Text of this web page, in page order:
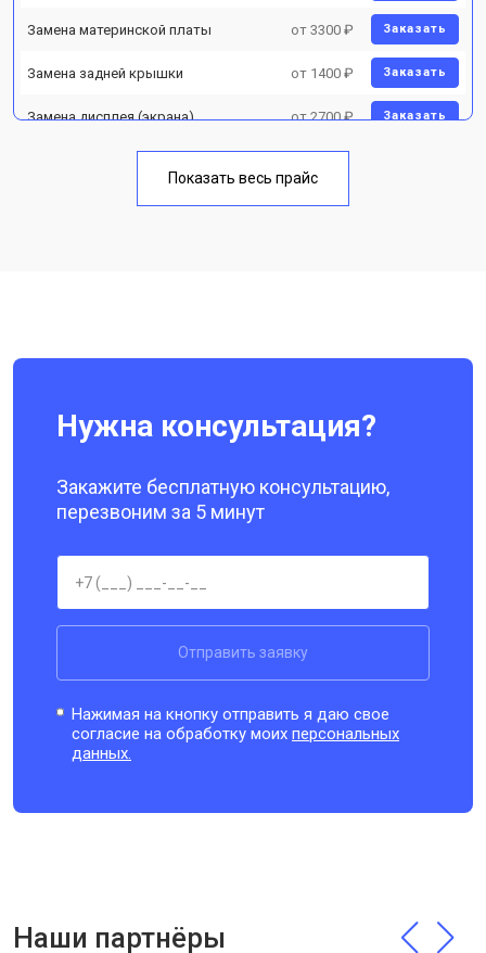
Замена материнской платы от 3300 ₽ Заказать
Замена задней крышки от 1400 ₽ Заказать
Замена дисплея (экрана) от 2700 ₽ Заказать
Замена кнопки включения от 1750 ₽
Показать весь прайс
Нужна консультация?
Закажите бесплатную консультацию,
перезвоним за 5 минут
Отправить заявку
Нажимая на кнопку отправить я даю свое
согласие на обработку моихперсональных
данных.
Наши партнёры